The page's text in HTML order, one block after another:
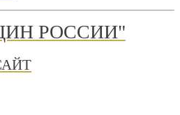
РОССИИ"